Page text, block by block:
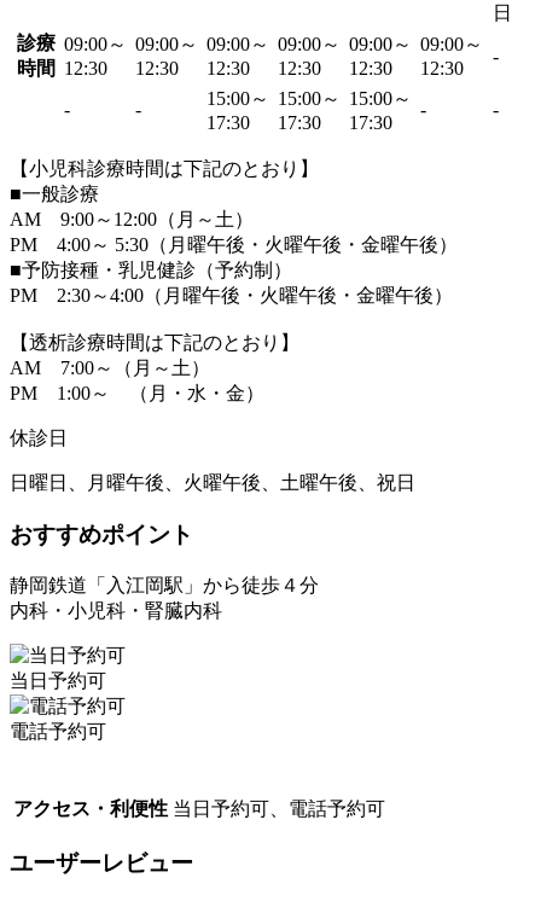
日
診療
時間
09:00～
12:30
09:00～
12:30
09:00～
12:30
09:00～
12:30
09:00～
12:30
09:00～
12:30
-
- -
15:00～
17:30
15:00～
17:30
15:00～
17:30
- -
【小児科診療時間は下記のとおり】
■一般診療
AM 9:00～12:00（月～土）
PM 4:00～ 5:30（月曜午後・火曜午後・金曜午後）
■予防接種・乳児健診（予約制）
PM 2:30～4:00（月曜午後・火曜午後・金曜午後）
【透析診療時間は下記のとおり】
AM 7:00～（月～土）
PM 1:00～ （月・水・金）
休診日
日曜日、月曜午後、火曜午後、土曜午後、祝日
おすすめポイント
静岡鉄道「入江岡駅」から徒歩４分
内科・小児科・腎臓内科
当日予約可
電話予約可
アクセス・利便性 当日予約可、電話予約可
ユーザーレビュー